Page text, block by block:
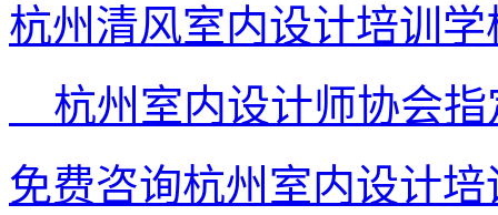
杭州清风室内设计培训学
杭州室内设计师协会
免费咨询杭州室内设计